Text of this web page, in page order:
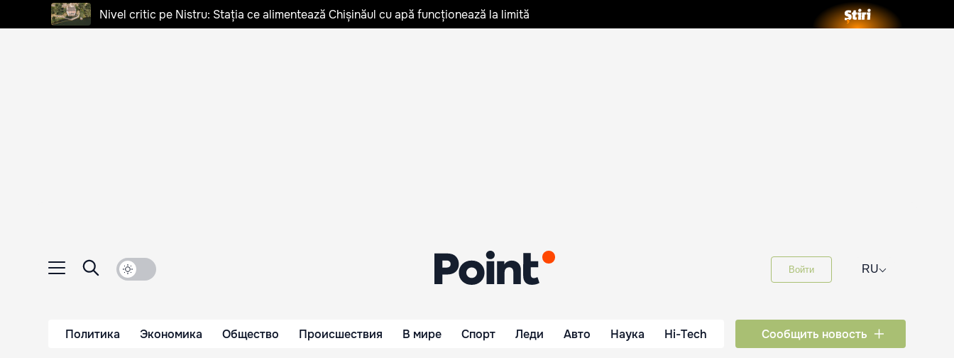
Nivel critic pe Nistru: Stația ce alimentează Chișinăul cu apă funcționează la limită
Войти RU⌵
Политика Экономика Общество Происшествия В мире Спорт Леди Авто Наука Hi-Tech Сообщить новость